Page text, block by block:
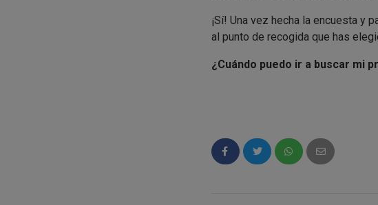
¡Sí! Una vez hecha la encuesta y
al punto de recogida que has
¿Cuándo puedo ir a buscar mi
ya estará disponible para pasarlo
¿Qué hago cuando tenga el
¡Probarlo y darnos tu opinión!